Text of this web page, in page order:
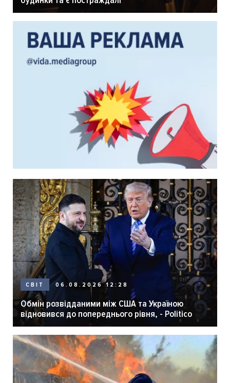
СВІТ 06.08.2026 12:28
Обмін розвідданими між США та Україною
відновився до попереднього рівня, - Politico